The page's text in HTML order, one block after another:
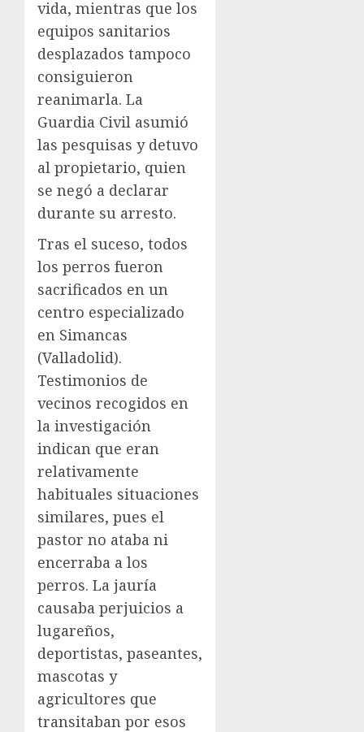
vida, mientras que los
equipos sanitarios
desplazados tampoco
consiguieron
reanimarla. La
Guardia Civil asumió
las pesquisas y detuvo
al propietario, quien
se negó a declarar
durante su arresto.
Tras el suceso, todos
los perros fueron
sacrificados en un
centro especializado
en Simancas
(Valladolid).
Testimonios de
vecinos recogidos en
la investigación
indican que eran
relativamente
habituales situaciones
similares, pues el
pastor no ataba ni
encerraba a los
perros. La jauría
causaba perjuicios a
lugareños,
deportistas, paseantes,
mascotas y
agricultores que
transitaban por esos